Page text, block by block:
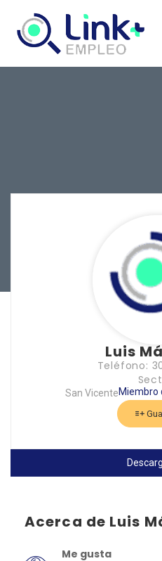
Luis
Teléfono:
San VicenteMiembro
Acerca de Luis
Me gusta